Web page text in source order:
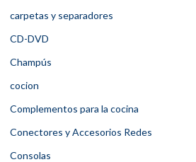
carpetas y separadores
CD-DVD
Champús
cocion
Complementos para la cocina
Conectores y Accesorios Redes
Consolas